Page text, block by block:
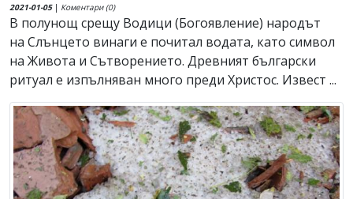
2021-01-05| Коментари (0)
В полунощ срещу Водици (Богоявление) народът
на Слънцето винаги е почитал водата, като символ
на Живота и Сътворението. Древният български
ритуал е изпълняван много преди Христос. Извест ...